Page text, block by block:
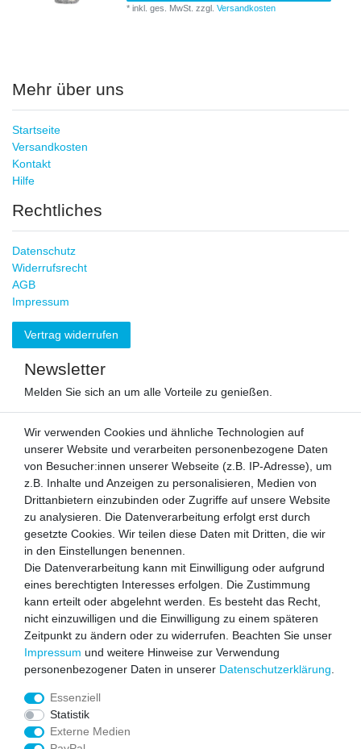
*inkl. ges. MwSt. zzgl.Versandkosten
Mehr über uns
Startseite
Versandkosten
Kontakt
Hilfe
Rechtliches
Datenschutz
Widerrufsrecht
AGB
Impressum
Vertrag widerrufen
Newsletter
Melden Sie sich an um alle Vorteile zu genießen.
E-MAIL **
Newsletter
Honig
Daten­schutz­erklärung
Meine Einwilligung kann ich jederzeit widerrufen.**
** Hierbei handelt es sich um ein Pflichtfeld.
Zahlen Sie bequem per
gesichert durch
Wir verwenden Cookies und ähnliche Technologien auf
unserer Website und verarbeiten personenbezogene Daten
von Besucher:innen unserer Webseite (z.B. IP-Adresse), um
z.B. Inhalte und Anzeigen zu personalisieren, Medien von
Drittanbietern einzubinden oder Zugriffe auf unsere Website
zu analysieren. Die Datenverarbeitung erfolgt erst durch
gesetzte Cookies. Wir teilen diese Daten mit Dritten, die wir
in den Einstellungen benennen.
Die Datenverarbeitung kann mit Einwilligung oder aufgrund
eines berechtigten Interesses erfolgen. Die Zustimmung
kann erteilt oder abgelehnt werden. Es besteht das Recht,
nicht einzuwilligen und die Einwilligung zu einem späteren
Zeitpunkt zu ändern oder zu widerrufen. Beachten Sie unser
Impressum und weitere Hinweise zur Verwendung
personenbezogener Daten in unserer Daten­schutz­erklärung
Essenziell
Statistik
Externe Medien